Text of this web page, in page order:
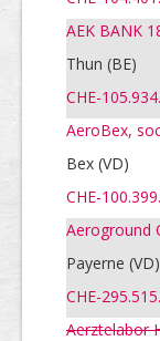
AEK BANK
Thun (BE)
CHE-
AeroBex,
Bex (VD)
CHE-
Aeroground
Payerne (VD)
CHE-
Aerztelabor